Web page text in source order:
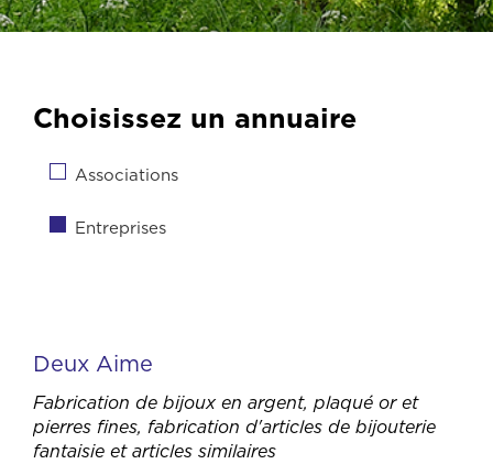
Choisissez un annuaire
Associations
Entreprises
Deux Aime
Fabrication de bijoux en argent, plaqué or et
pierres fines, fabrication d'articles de bijouterie
fantaisie et articles similaires